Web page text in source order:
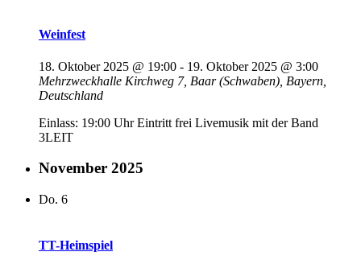
Weinfest
18. Oktober 2025 @ 19:00 - 19. Oktober 2025 @ 3:00
Mehrzweckhalle Kirchweg 7, Baar (Schwaben), Bayern,
Deutschland
Einlass: 19:00 Uhr Eintritt frei Livemusik mit der Band
3LEIT
November 2025
Do. 6
TT-Heimspiel